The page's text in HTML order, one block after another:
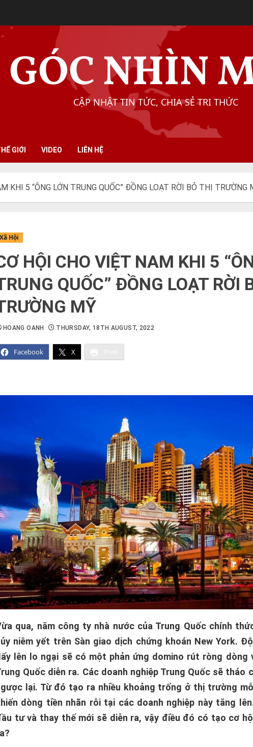
GÓC NHÌN
CẬP NHẬT TIN TỨC, CHIA SẺ TRI THỨC
GIỚI VIDEO LIÊN HỆ
KHI 5 “ÔNG LỚN TRUNG QUỐC” ĐỒNG LOẠT RỜI BỎ THỊ TRƯỜNG
Xã Hội
HỘI CHO VIỆT NAM KHI 5
QUỐC” ĐỒNG LOẠT RỜI
MỸ
Facebook X
HOANG OANH THURSDAY, 18TH AUGUST, 2022
qua, năm công ty nhà nước của Trung Quốc chính
niêm yết trên Sàn giao dịch chứng khoán New York.
lên lo ngại sẽ có một phản ứng domino rút ròng dòng
Quốc diễn ra. Các doanh nghiệp Trung Quốc sẽ tháo
lại. Từ đó tạo ra nhiều khoảng trống ở thị trường
dòng tiền nhãn rỗi tại các doanh nghiệp này tăng
tư và thay thế mới sẽ diễn ra, vậy điều đó có tạo cơ